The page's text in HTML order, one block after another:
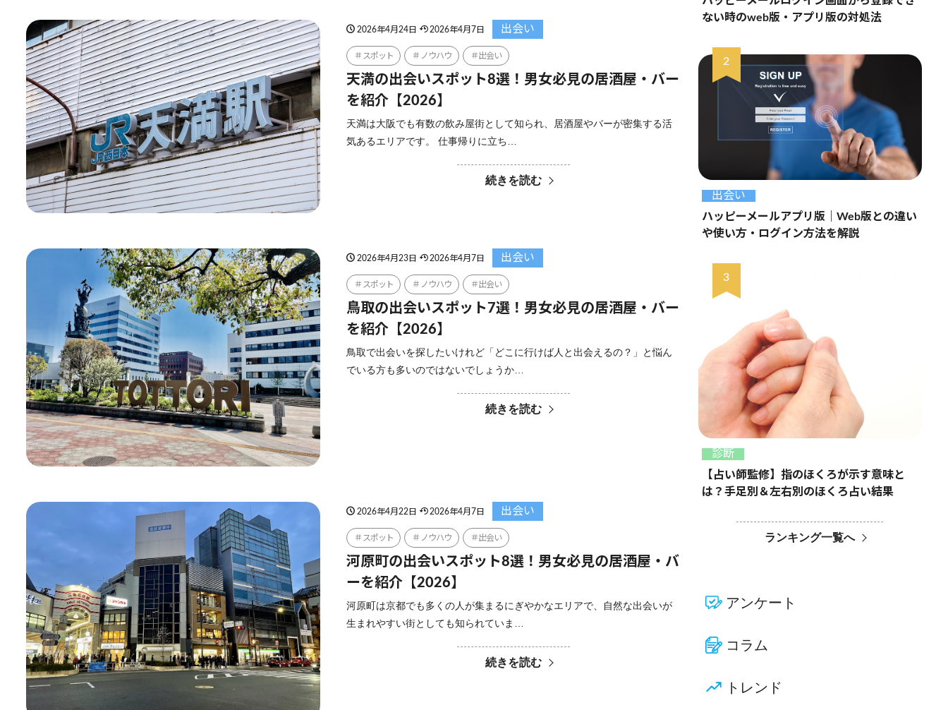
2026年4月24日 2026年4月7日 出会い
スポット ノウハウ 出会い
天満の出会いスポット8選！男女必見の居酒屋・バー
を紹介【2026】
天満は大阪でも有数の飲み屋街として知られ、居酒屋やバーが密集する活
気あるエリアです。 仕事帰りに立ち…
続きを読む
2026年4月23日 2026年4月7日 出会い
スポット ノウハウ 出会い
鳥取の出会いスポット7選！男女必見の居酒屋・バー
を紹介【2026】
鳥取で出会いを探したいけれど「どこに行けば人と出会えるの？」と悩ん
でいる方も多いのではないでしょうか…
続きを読む
2026年4月22日 2026年4月7日 出会い
スポット ノウハウ 出会い
河原町の出会いスポット8選！男女必見の居酒屋・バ
ーを紹介【2026】
河原町は京都でも多くの人が集まるにぎやかなエリアで、自然な出会いが
生まれやすい街としても知られていま…
続きを読む
ない時のweb版・アプリ版の対処法
出会い
ハッピーメールアプリ版｜Web版との違い
や使い方・ログイン方法を解説
診断
【占い師監修】指のほくろが示す意味と
は？手足別＆左右別のほくろ占い結果
ランキング一覧へ
アンケート
コラム
トレンド